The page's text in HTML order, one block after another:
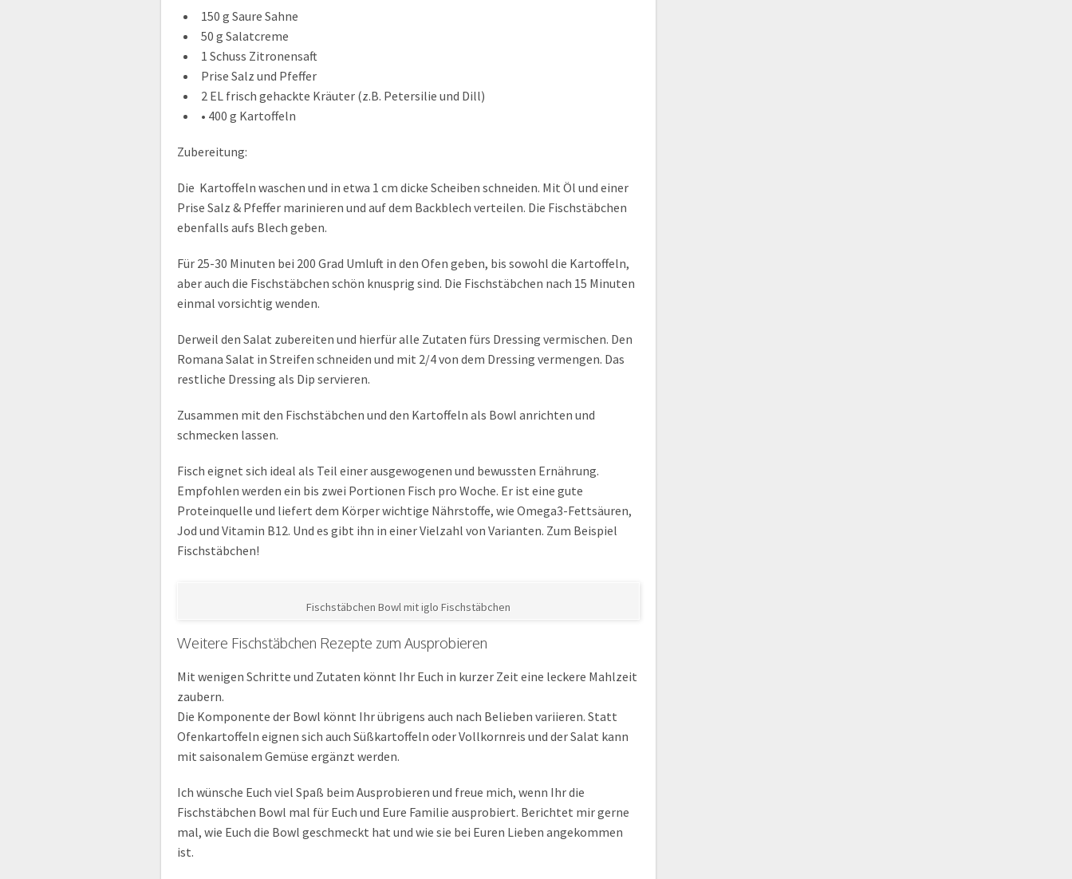
150 g Saure Sahne
50 g Salatcreme
1 Schuss Zitronensaft
Prise Salz und Pfeffer
2 EL frisch gehackte Kräuter (z.B. Petersilie und Dill)
• 400 g Kartoffeln
Zubereitung:
Die Kartoffeln waschen und in etwa 1 cm dicke Scheiben schneiden. Mit Öl und einer
Prise Salz & Pfeffer marinieren und auf dem Backblech verteilen. Die Fischstäbchen
ebenfalls aufs Blech geben.
Für 25-30 Minuten bei 200 Grad Umluft in den Ofen geben, bis sowohl die Kartoffeln,
aber auch die Fischstäbchen schön knusprig sind. Die Fischstäbchen nach 15 Minuten
einmal vorsichtig wenden.
Derweil den Salat zubereiten und hierfür alle Zutaten fürs Dressing vermischen. Den
Romana Salat in Streifen schneiden und mit 2/4 von dem Dressing vermengen. Das
restliche Dressing als Dip servieren.
Zusammen mit den Fischstäbchen und den Kartoffeln als Bowl anrichten und
schmecken lassen.
Fisch eignet sich ideal als Teil einer ausgewogenen und bewussten Ernährung.
Empfohlen werden ein bis zwei Portionen Fisch pro Woche. Er ist eine gute
Proteinquelle und liefert dem Körper wichtige Nährstoffe, wie Omega3-Fettsäuren,
Jod und Vitamin B12. Und es gibt ihn in einer Vielzahl von Varianten. Zum Beispiel
Fischstäbchen!
Fischstäbchen Bowl mit iglo Fischstäbchen
Weitere Fischstäbchen Rezepte zum Ausprobieren
Mit wenigen Schritte und Zutaten könnt Ihr Euch in kurzer Zeit eine leckere Mahlzeit
zaubern.
Die Komponente der Bowl könnt Ihr übrigens auch nach Belieben variieren. Statt
Ofenkartoffeln eignen sich auch Süßkartoffeln oder Vollkornreis und der Salat kann
mit saisonalem Gemüse ergänzt werden.
Ich wünsche Euch viel Spaß beim Ausprobieren und freue mich, wenn Ihr die
Fischstäbchen Bowl mal für Euch und Eure Familie ausprobiert. Berichtet mir gerne
mal, wie Euch die Bowl geschmeckt hat und wie sie bei Euren Lieben angekommen
ist.